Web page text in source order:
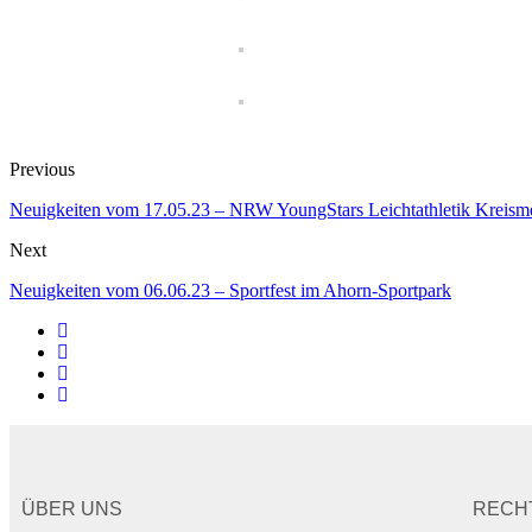
Previous
Neuigkeiten vom 17.05.23 – NRW YoungStars Leichtathletik
Next
Neuigkeiten vom 06.06.23 – Sportfest im Ahorn-Sportpark
ÜBER UNS